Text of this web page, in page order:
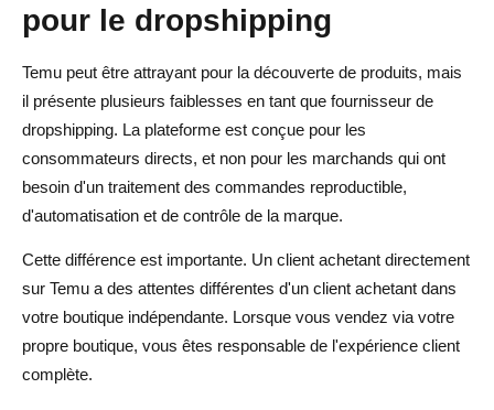
pour le dropshipping
Temu peut être attrayant pour la découverte de produits, mais
il présente plusieurs faiblesses en tant que fournisseur de
dropshipping. La plateforme est conçue pour les
consommateurs directs, et non pour les marchands qui ont
besoin d'un traitement des commandes reproductible,
d'automatisation et de contrôle de la marque.
Cette différence est importante. Un client achetant directement
sur Temu a des attentes différentes d'un client achetant dans
votre boutique indépendante. Lorsque vous vendez via votre
propre boutique, vous êtes responsable de l'expérience client
complète.